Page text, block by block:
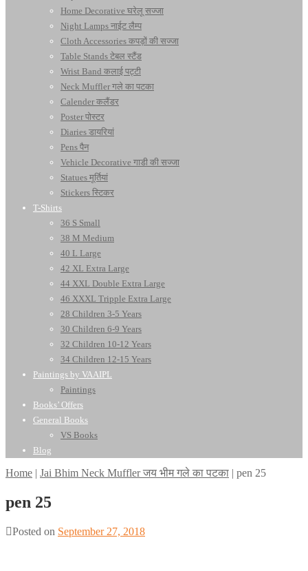
Home Decorative घरेलू सज्जा
Night Lamps नाईट लैम्प
Cloth Accessories कपड़ों की सज्जा
Table Stands टेबल स्टैंड
Wrist Band कलाई पट्टी
Neck Muffler गले का पटका
Calender कलैंडर
Poster पोस्टर
Diaries डायरियां
Pens पैन
Vehicle Decorative गाडी की सज्जा
Statues मूर्तियां
Stickers स्टिकर
T-Shirts
36 S Small
38 M Medium
40 L Large
42 XL Extra Large
44 XXL Double Extra Large
46 XXXL Tripple Extra Large
28 Children 3-5 Years
30 Children 6-9 Years
32 Children 10-12 Years
34 Children 12-15 Years
Paintings by VAAIPL
Paintings
Books’ Offers
General Books
VS Books
Blog
Home | Jai Bhim Neck Muffler जय भीम गले का पटका | pen 25
pen 25
Posted on September 27, 2018